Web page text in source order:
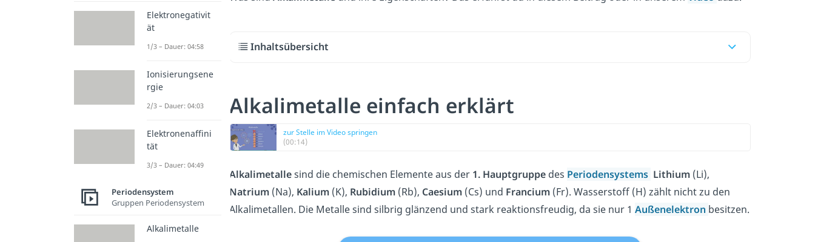
Inhaltsübersicht
Alkalimetalle einfach erklärt
zur Stelle im Video springen
(00:14)
Alkalimetallesind die chemischen Elemente aus der 1. Hauptgruppedes Periodensystems Lithium (Li),
Natrium (Na), Kalium(K), Rubidium (Rb), Caesium (Cs) und Francium (Fr). Wasserstoff (H) zählt nicht zu den
Alkalimetallen. Die Metalle sind silbrig glänzend und stark reaktionsfreudig, da sie nur 1 Außenelektron besitzen.
Elektronegativit
ät
1/3 – Dauer: 04:58
Ionisierungsene
rgie
2/3 – Dauer: 04:03
Elektronenaffini
tät
3/3 – Dauer: 04:49
Periodensystem
Gruppen Periodensystem
Alkalimetalle